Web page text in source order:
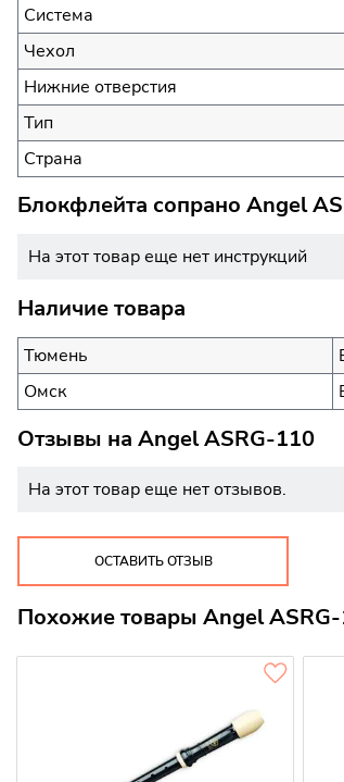
Система
Чехол
Нижние отверстия
Тип
Страна
Блокфлейта сопрано Angel
На этот товар еще нет инструкций
Наличие товара
Тюмень
Омск
Отзывы на Angel ASRG-110
На этот товар еще нет отзывов.
ОСТАВИТЬ ОТЗЫВ
Похожие товары Angel